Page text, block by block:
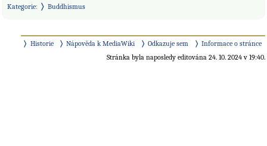
Kategorie: Buddhismus
Historie Nápověda k MediaWiki Odkazuje sem
Informace o stránce
Stránka byla naposledy editována 24. 10. 2024 v 19:40.